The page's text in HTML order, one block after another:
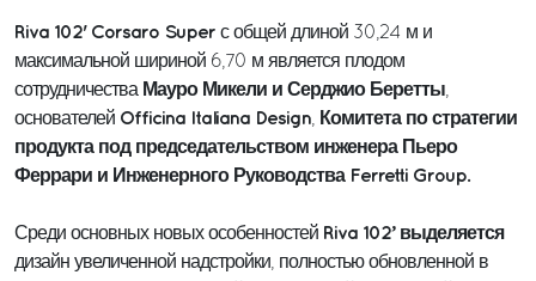
Riva 102' Corsaro Super с общей длиной 30,24 м и
максимальной шириной 6,70 м является плодом
сотрудничества Мауро Микели и Серджио Беретты
основателей Officina Italiana Design
Комитета по стратегии
продукта под председательством инженера Пьеро
Феррари и Инженерного Руководства Ferretti Group.
Среди основных новых особенностей Riva 102’ выделяется
дизайн увеличенной надстройки, полностью обновленной в